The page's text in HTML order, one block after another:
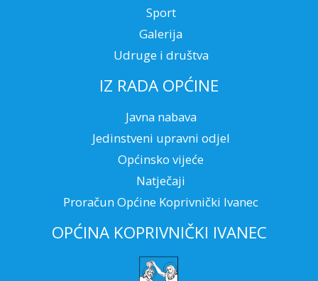
Sport
Galerija
Udruge i društva
IZ RADA OPĆINE
Javna nabava
Jedinstveni upravni odjel
Općinsko vijeće
Natječaji
Proračun Općine Koprivnički Ivanec
OPĆINA KOPRIVNIČKI IVANEC